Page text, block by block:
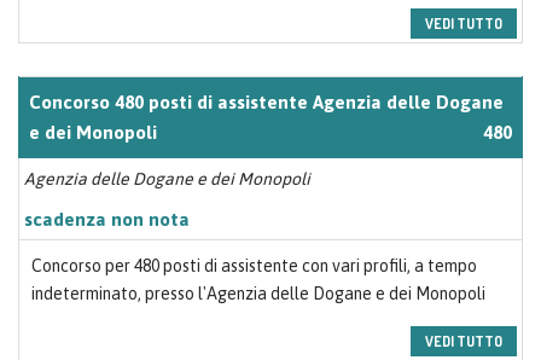
VEDI TUTTO
Concorso 480 posti di assistente Agenzia delle Dogane
e dei Monopoli
480
Agenzia delle Dogane e dei Monopoli
scadenza non nota
Concorso per 480 posti di assistente con vari profili, a tempo
indeterminato, presso l'Agenzia delle Dogane e dei Monopoli
VEDI TUTTO